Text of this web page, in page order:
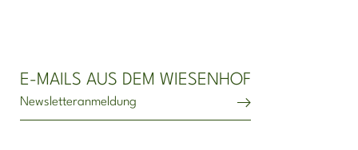
E-MAILS AUS DEM WIESENHOF
Newsletteranmeldung